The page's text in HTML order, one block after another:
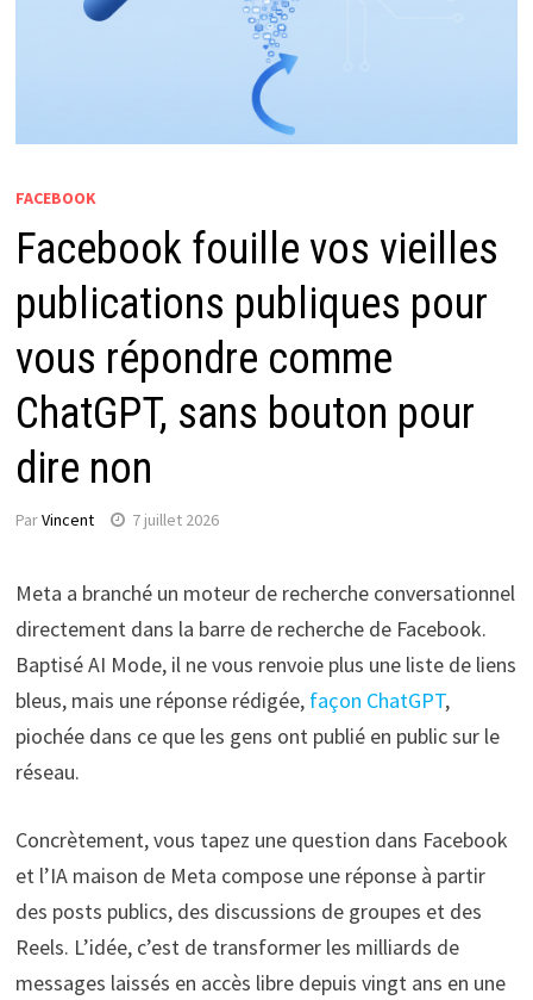
FACEBOOK
Facebook fouille vos vieilles
publications publiques pour
vous répondre comme
ChatGPT, sans bouton pour
dire non
ParVincent 7 juillet 2026
Meta a branché un moteur de recherche conversationnel
directement dans la barre de recherche de Facebook.
Baptisé AI Mode, il ne vous renvoie plus une liste de liens
bleus, mais une réponse rédigée, façon ChatGPT,
piochée dans ce que les gens ont publié en public sur le
réseau.
Concrètement, vous tapez une question dans Facebook
et l’IA maison de Meta compose une réponse à partir
des posts publics, des discussions de groupes et des
Reels. L’idée, c’est de transformer les milliards de
messages laissés en accès libre depuis vingt ans en une